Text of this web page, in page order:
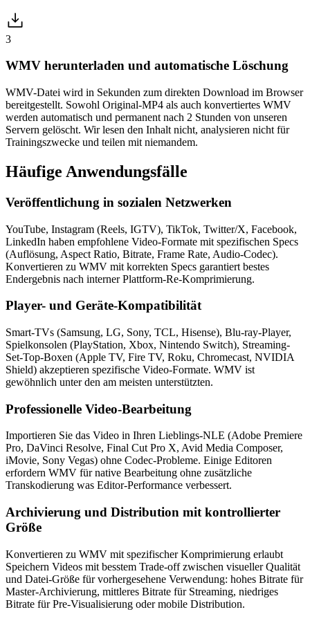
3
WMV herunterladen und automatische Löschung
WMV-Datei wird in Sekunden zum direkten Download im Browser
bereitgestellt. Sowohl Original-MP4 als auch konvertiertes WMV
werden automatisch und permanent nach 2 Stunden von unseren
Servern gelöscht. Wir lesen den Inhalt nicht, analysieren nicht für
Trainingszwecke und teilen mit niemandem.
Häufige Anwendungsfälle
Veröffentlichung in sozialen Netzwerken
YouTube, Instagram (Reels, IGTV), TikTok, Twitter/X, Facebook,
LinkedIn haben empfohlene Video-Formate mit spezifischen Specs
(Auflösung, Aspect Ratio, Bitrate, Frame Rate, Audio-Codec).
Konvertieren zu WMV mit korrekten Specs garantiert bestes
Endergebnis nach interner Plattform-Re-Komprimierung.
Player- und Geräte-Kompatibilität
Smart-TVs (Samsung, LG, Sony, TCL, Hisense), Blu-ray-Player,
Spielkonsolen (PlayStation, Xbox, Nintendo Switch), Streaming-
Set-Top-Boxen (Apple TV, Fire TV, Roku, Chromecast, NVIDIA
Shield) akzeptieren spezifische Video-Formate. WMV ist
gewöhnlich unter den am meisten unterstützten.
Professionelle Video-Bearbeitung
Importieren Sie das Video in Ihren Lieblings-NLE (Adobe Premiere
Pro, DaVinci Resolve, Final Cut Pro X, Avid Media Composer,
iMovie, Sony Vegas) ohne Codec-Probleme. Einige Editoren
erfordern WMV für native Bearbeitung ohne zusätzliche
Transkodierung was Editor-Performance verbessert.
Archivierung und Distribution mit kontrollierter
Größe
Konvertieren zu WMV mit spezifischer Komprimierung erlaubt
Speichern Videos mit besstem Trade-off zwischen visueller Qualität
und Datei-Größe für vorhergesehene Verwendung: hohes Bitrate für
Master-Archivierung, mittleres Bitrate für Streaming, niedriges
Bitrate für Pre-Visualisierung oder mobile Distribution.